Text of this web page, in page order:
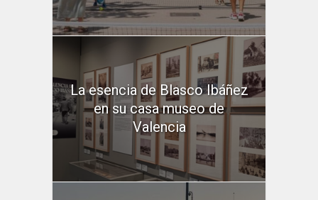
La esencia de Blasco Ibáñez
en su casa museo de
Valencia